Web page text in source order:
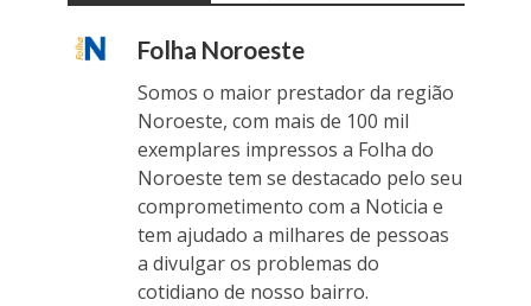
Folha Noroeste
Somos o maior prestador da região
Noroeste, com mais de 100 mil
exemplares impressos a Folha do
Noroeste tem se destacado pelo seu
comprometimento com a Noticia e
tem ajudado a milhares de pessoas
a divulgar os problemas do
cotidiano de nosso bairro.